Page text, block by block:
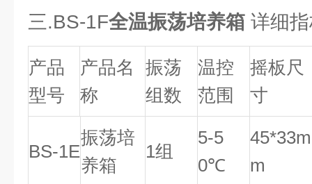
三.BS-1F全温振荡培养箱 详细
产品
型号
产品名
称
振荡
组数
温控
范围
摇板尺
寸
BS-1E
振荡培
养箱
1组
5-5
0℃
45*33m
m